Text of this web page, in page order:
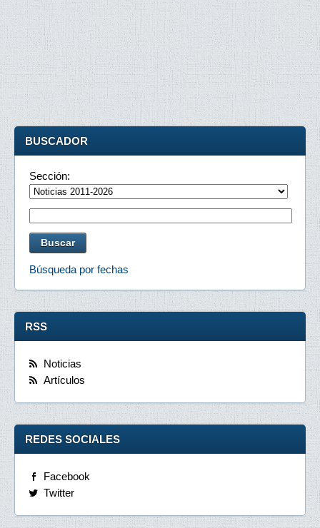
BUSCADOR
Sección:
Búsqueda por fechas
RSS
Noticias
Artículos
REDES SOCIALES
Facebook
Twitter